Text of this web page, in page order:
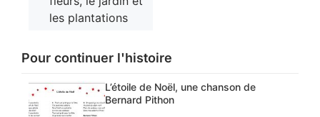
les plantations
Pour continuer l'histoire
L’étoile de Noël, une chanson de
Bernard Pithon